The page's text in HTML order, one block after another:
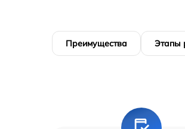
Преимущества Этапы